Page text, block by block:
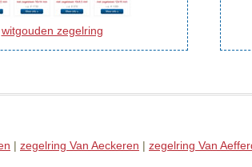
witgouden zegelring
| zegelring Van Aeckeren | zegelring Van